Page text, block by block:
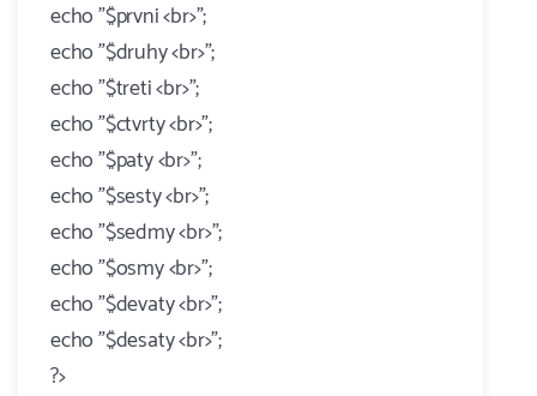
echo "$prvni <br>";
echo "$druhy <br>";
echo "$treti <br>";
echo "$ctvrty <br>";
echo "$paty <br>";
echo "$sesty <br>";
echo "$sedmy <br>";
echo "$osmy <br>";
echo "$devaty <br>";
echo "$desaty <br>";
?>